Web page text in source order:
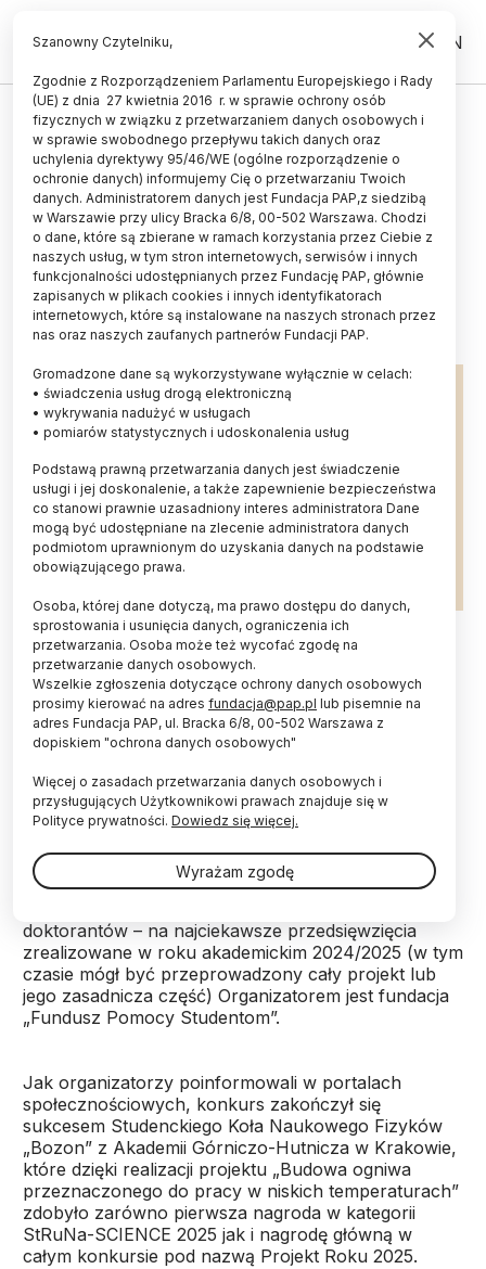
PL EN
STUDENT
StRuNy dla kół naukowych
przyznane - „Mygen” z UJ
nagrodzony za całokształt,
„Bozon” z AGH - za projekt roku
27.11.2025
aktualizacja: 27.11.2025
2 minuty czytania
Fot. Adobe Stock
W konkursie StRuNa nagrodzono po raz 15.
organizacje skupiające studentów i doktorantów.
Nagrodę główną za całokształt działań zdobyło
Koło Naukowe Studentów Biotechnologii „Mygen”
z UJ, a nagrodę w kategorii Projekt Roku 2025
wywalczyło Studenckie Koła Naukowe Fizyków
"Bozon" z AGH.
Nazwa konkursu StRuNa pochodzi od pierwszych
liter słów: Studencki Ruch Naukowy. Konkurs jest
doktorantów – na najciekawsze przedsięwzięcia
zrealizowane w roku akademickim 2024/2025 (w tym
czasie mógł być przeprowadzony cały projekt lub
jego zasadnicza część) Organizatorem jest fundacja
„Fundusz Pomocy Studentom”.
Jak organizatorzy poinformowali w portalach
społecznościowych, konkurs zakończył się
sukcesem Studenckiego Koła Naukowego Fizyków
„Bozon” z Akademii Górniczo-Hutnicza w Krakowie,
które dzięki realizacji projektu „Budowa ogniwa
przeznaczonego do pracy w niskich temperaturach”
zdobyło zarówno pierwsza nagroda w kategorii
StRuNa-SCIENCE 2025 jak i nagrodę główną w
całym konkursie pod nazwą Projekt Roku 2025.
Szanowny Czytelniku,
Zgodnie z Rozporządzeniem Parlamentu Europejskiego i Rady
(UE) z dnia 27 kwietnia 2016 r. w sprawie ochrony osób
fizycznych w związku z przetwarzaniem danych osobowych i
w sprawie swobodnego przepływu takich danych oraz
uchylenia dyrektywy 95/46/WE (ogólne rozporządzenie o
ochronie danych) informujemy Cię o przetwarzaniu Twoich
danych. Administratorem danych jest Fundacja PAP,z siedzibą
w Warszawie przy ulicy Bracka 6/8, 00-502 Warszawa. Chodzi
o dane, które są zbierane w ramach korzystania przez Ciebie z
naszych usług, w tym stron internetowych, serwisów i innych
funkcjonalności udostępnianych przez Fundację PAP, głównie
zapisanych w plikach cookies i innych identyfikatorach
internetowych, które są instalowane na naszych stronach przez
nas oraz naszych zaufanych partnerów Fundacji PAP.
Gromadzone dane są wykorzystywane wyłącznie w celach:
• świadczenia usług drogą elektroniczną
• wykrywania nadużyć w usługach
• pomiarów statystycznych i udoskonalenia usług
Podstawą prawną przetwarzania danych jest świadczenie
usługi i jej doskonalenie, a także zapewnienie bezpieczeństwa
co stanowi prawnie uzasadniony interes administratora Dane
mogą być udostępniane na zlecenie administratora danych
podmiotom uprawnionym do uzyskania danych na podstawie
obowiązującego prawa.
Osoba, której dane dotyczą, ma prawo dostępu do danych,
sprostowania i usunięcia danych, ograniczenia ich
przetwarzania. Osoba może też wycofać zgodę na
przetwarzanie danych osobowych.
Wszelkie zgłoszenia dotyczące ochrony danych osobowych
prosimy kierować na adres fundacja@pap.pl lub pisemnie na
adres Fundacja PAP, ul. Bracka 6/8, 00-502 Warszawa z
dopiskiem "ochrona danych osobowych"
Więcej o zasadach przetwarzania danych osobowych i
przysługujących Użytkownikowi prawach znajduje się w
Polityce prywatności. Dowiedz się więcej.
Wyrażam zgodę